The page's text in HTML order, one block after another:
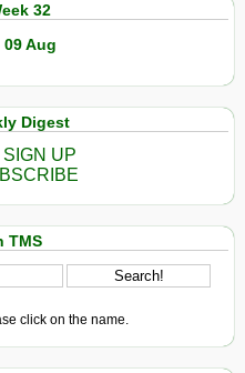
32
09 Aug
Digest
UP
TMS
click on the name.